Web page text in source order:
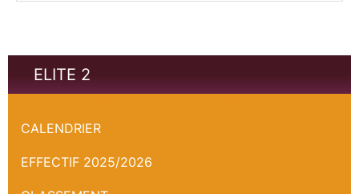
ELITE 2
CALENDRIER
EFFECTIF 2025/2026